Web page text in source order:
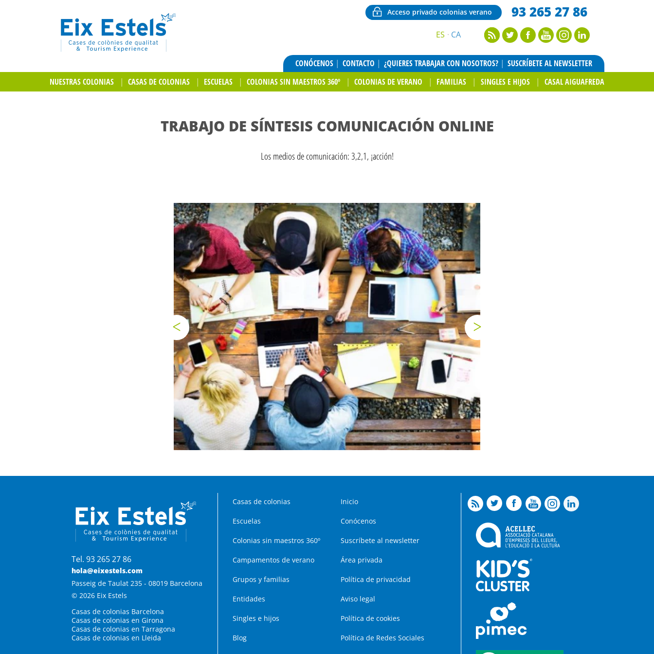
Acceso privado colonias verano 93 265 27 86
ES CA
CONÓCENOS CONTACTO ¿QUIERES TRABAJAR CON NOSOTROS?
SUSCRÍBETE AL NEWSLETTER
NUESTRAS COLONIAS
CASAS DE COLONIAS ESCUELAS COLONIAS SIN MAESTROS 360º COLONIAS DE VERANO FAMILIAS SINGLES E HIJOS CASAL AIGUAFREDA
TRABAJO DE SÍNTESIS COMUNICACIÓN ONLINE
Los medios de comunicación: 3,2,1, ¡acción!
Tel. 93 265 27 86
hola@eixestels.com
Passeig de Taulat 235 - 08019 Barcelona
© 2026 Eix Estels
Casas de colonias Barcelona
Casas de colonias en Girona
Casas de colonias en Tarragona
Casas de colonias en Lleida
Casas de colonias Inicio
Escuelas Conócenos
Colonias sin maestros 360º Suscríbete al newsletter
Campamentos de verano Área privada
Grupos y familias Política de privacidad
Entidades Aviso legal
Singles e hijos Política de cookies
Blog Política de Redes Sociales